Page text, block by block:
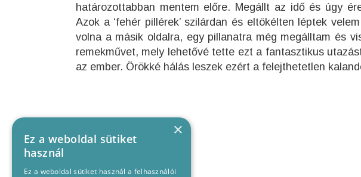
határozottabban mentem előre. Megállt az idő és úgy
Azok a ‘fehér pillérek’ szilárdan és eltökélten léptek
volna a másik oldalra, egy pillanatra még megálltam és
remekművet, mely lehetővé tette ezt a fantasztikus
az ember. Örökké hálás leszek ezért a felejthetetlen
×
Ez a weboldal sütiket
használ
Ez a weboldal sütiket használ a felhasználói